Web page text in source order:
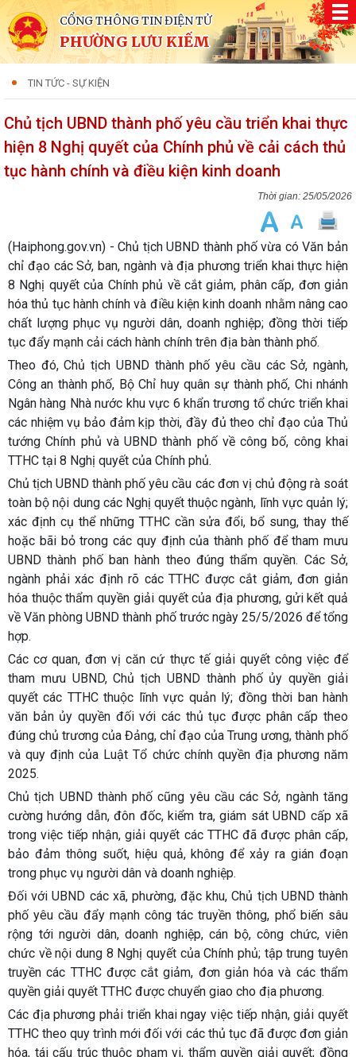
CỔNG THÔNG TIN ĐIỆN TỬ
PHƯỜNG LƯU KIẾM
TIN TỨC - SỰ KIỆN
Chủ tịch UBND thành phố yêu cầu triển khai thực
hiện 8 Nghị quyết của Chính phủ về cải cách thủ
tục hành chính và điều kiện kinh doanh
25/05/2026
(Haiphong.gov.vn) - Chủ tịch UBND thành phố vừa có Văn bản
chỉ đạo các Sở, ban, ngành và địa phương triển khai thực hiện
8 Nghị quyết của Chính phủ về cắt giảm, phân cấp, đơn giản
hóa thủ tục hành chính và điều kiện kinh doanh nhằm nâng cao
chất lượng phục vụ người dân, doanh nghiệp; đồng thời tiếp
tục đẩy mạnh cải cách hành chính trên địa bàn thành phố.
Theo đó, Chủ tịch UBND thành phố yêu cầu các Sở, ngành,
Công an thành phố, Bộ Chỉ huy quân sự thành phố, Chi nhánh
Ngân hàng Nhà nước khu vực 6 khẩn trương tổ chức triển khai
các nhiệm vụ bảo đảm kịp thời, đầy đủ theo chỉ đạo của Thủ
tướng Chính phủ và UBND thành phố về công bố, công khai
TTHC tại 8 Nghị quyết của Chính phủ.
Chủ tịch UBND thành phố yêu cầu các đơn vị chủ động rà soát
toàn bộ nội dung các Nghị quyết thuộc ngành, lĩnh vực quản lý;
xác định cụ thể những TTHC cần sửa đổi, bổ sung, thay thế
hoặc bãi bỏ trong các quy định của thành phố để tham mưu
UBND thành phố ban hành theo đúng thẩm quyền. Các Sở,
ngành phải xác định rõ các TTHC được cắt giảm, đơn giản
hóa thuộc thẩm quyền giải quyết của địa phương, gửi kết quả
về Văn phòng UBND thành phố trước ngày 25/5/2026 để tổng
hợp.
Các cơ quan, đơn vị căn cứ thực tế giải quyết công việc để
tham mưu UBND, Chủ tịch UBND thành phố ủy quyền giải
quyết các TTHC thuộc lĩnh vực quản lý; đồng thời ban hành
văn bản ủy quyền đối với các thủ tục được phân cấp theo
đúng chủ trương của Đảng, chỉ đạo của Trung ương, thành phố
và quy định của Luật Tổ chức chính quyền địa phương năm
2025.
Chủ tịch UBND thành phố cũng yêu cầu các Sở, ngành tăng
cường hướng dẫn, đôn đốc, kiểm tra, giám sát UBND cấp xã
trong việc tiếp nhận, giải quyết các TTHC đã được phân cấp,
bảo đảm thông suốt, hiệu quả, không để xảy ra gián đoạn
trong phục vụ người dân và doanh nghiệp.
Đối với UBND các xã, phường, đặc khu, Chủ tịch UBND thành
phố yêu cầu đẩy mạnh công tác truyền thông, phổ biến sâu
rộng tới người dân, doanh nghiệp, cán bộ, công chức, viên
chức về nội dung 8 Nghị quyết của Chính phủ; tập trung tuyên
truyền các TTHC được cắt giảm, đơn giản hóa và các thẩm
quyền giải quyết TTHC được chuyển giao cho địa phương.
Các địa phương phải triển khai ngay việc tiếp nhận, giải quyết
TTHC theo quy trình mới đối với các thủ tục đã được đơn giản
hóa, tái cấu trúc thuộc phạm vi, thẩm quyền giải quyết; đồng